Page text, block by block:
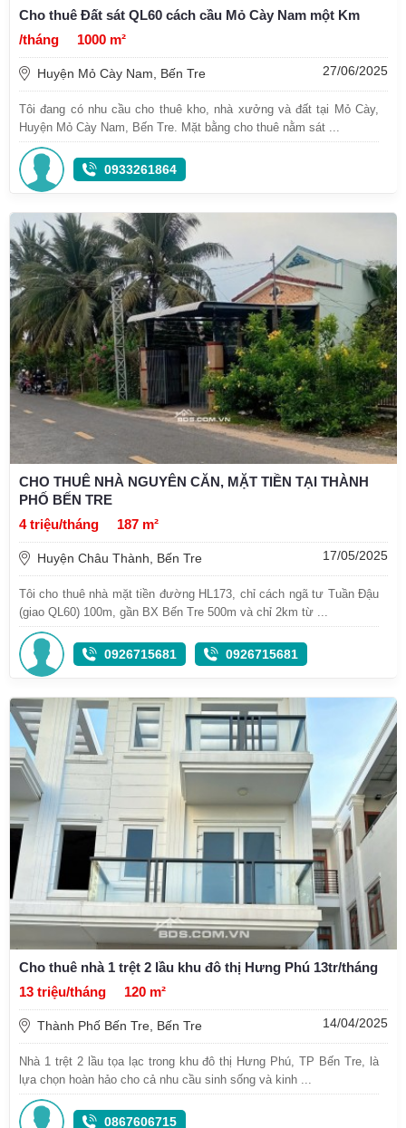
Cho thuê Đất sát QL60 cách cầu Mỏ Cày Nam một Km
/tháng
1000 m²
Huyện Mỏ Cày Nam, Bến Tre 27/06/2025
Tôi đang có nhu cầu cho thuê kho, nhà xưởng và đất tại Mỏ Cày,
Huyện Mỏ Cày Nam, Bến Tre. Mặt bằng cho thuê nằm sát ...
0933261864
CHO THUÊ NHÀ NGUYÊN CĂN, MẶT TIỀN TẠI THÀNH
PHỐ BẾN TRE
4 triệu/tháng
187 m²
Huyện Châu Thành, Bến Tre 17/05/2025
Tôi cho thuê nhà mặt tiền đường HL173, chỉ cách ngã tư Tuần Đậu
(giao QL60) 100m, gần BX Bến Tre 500m và chỉ 2km từ ...
0926715681 0926715681
Cho thuê nhà 1 trệt 2 lầu khu đô thị Hưng Phú 13tr/tháng
13 triệu/tháng
120 m²
Thành Phố Bến Tre, Bến Tre 14/04/2025
Nhà 1 trệt 2 lầu tọa lạc trong khu đô thị Hưng Phú, TP Bến Tre, là
lựa chọn hoàn hảo cho cả nhu cầu sinh sống và kinh ...
0867606715